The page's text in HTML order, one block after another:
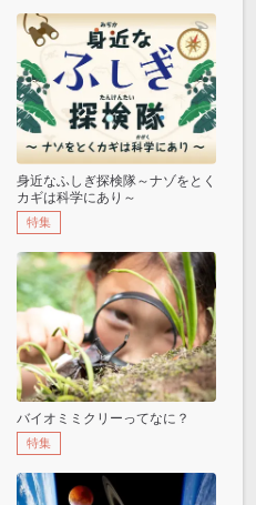
身近なふしぎ探検隊～ナゾをとく
カギは科学にあり～
特集
バイオミミクリーってなに？
特集